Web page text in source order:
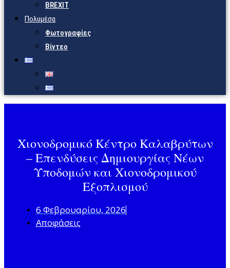
BREXIT
Πολυμέσα
Φωτογραφίες
Βίντεο
Χιονοδρομικό Κέντρο Καλαβρύτων
– Επενδύσεις Δημιουργίας Νέων
Υποδομών και Χιονοδρομικού
Εξοπλισμού
6 Φεβρουαρίου, 2026
Αποφάσεις